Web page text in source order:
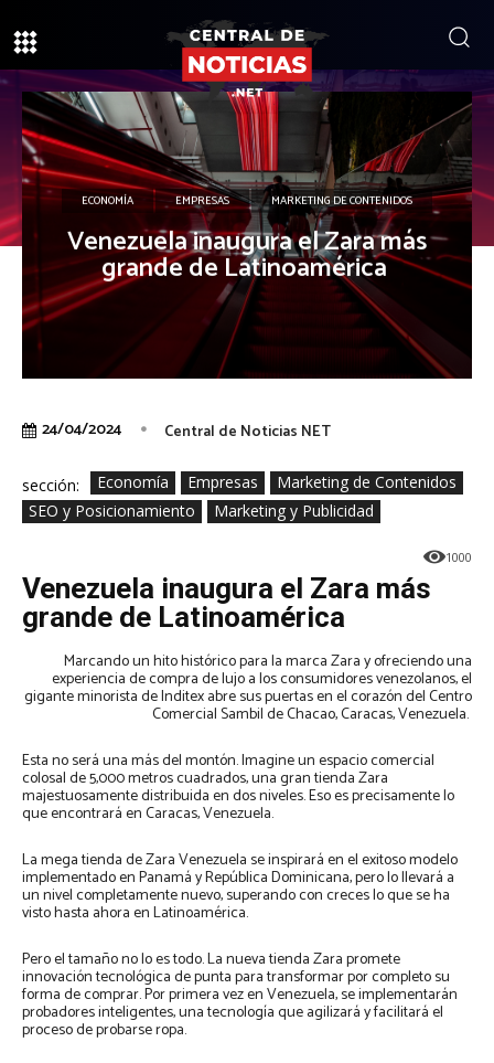
ECONOMÍA EMPRESAS MARKETING DE CONTENIDOS
Venezuela inaugura el Zara más
grande de Latinoamérica
24/04/2024 Central de Noticias NET
sección: Economía Empresas
Marketing de Contenidos
SEO y Posicionamiento
Marketing y Publicidad
1000
Venezuela inaugura el Zara más
grande de Latinoamérica
Marcando un hito histórico para la marca Zara y ofreciendo una
experiencia de compra de lujo a los consumidores venezolanos, el
gigante minorista de Inditex abre sus puertas en el corazón del Centro
Comercial Sambil de Chacao, Caracas, Venezuela.
Esta no será una más del montón. Imagine un espacio comercial
colosal de 5,000 metros cuadrados, una gran tienda Zara
majestuosamente distribuida en dos niveles. Eso es precisamente lo
que encontrará en Caracas, Venezuela.
La mega tienda de Zara Venezuela se inspirará en el exitoso modelo
implementado en Panamá y República Dominicana, pero lo llevará a
un nivel completamente nuevo, superando con creces lo que se ha
visto hasta ahora en Latinoamérica.
Pero el tamaño no lo es todo. La nueva tienda Zara promete
innovación tecnológica de punta para transformar por completo su
forma de comprar. Por primera vez en Venezuela, se implementarán
probadores inteligentes, una tecnología que agilizará y facilitará el
proceso de probarse ropa.